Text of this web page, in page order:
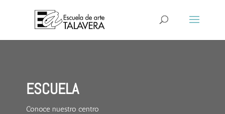
ESCUELA
Conoce nuestro centro